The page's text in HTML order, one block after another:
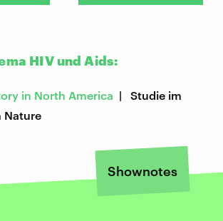
HIV und Aids:
in North America | Studie im
Nature
Shownotes